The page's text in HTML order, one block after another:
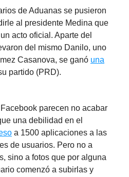
de Aduanas se pusieron
al presidente Medina que
acto oficial. Aparte del
del mismo Danilo, uno
Casanova, se ganó una
partido (PRD).
parecen no acabar
una debilidad en el
a 1500 aplicaciones a las
de usuarios. Pero no a
sino a fotos que por alguna
comenzó a subirlas y